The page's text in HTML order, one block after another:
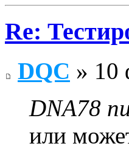
Re:
DQC » 10
DNA78
или